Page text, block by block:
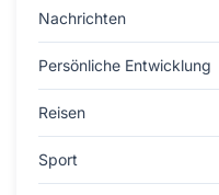
Nachrichten
Persönliche Entwicklung
Reisen
Sport